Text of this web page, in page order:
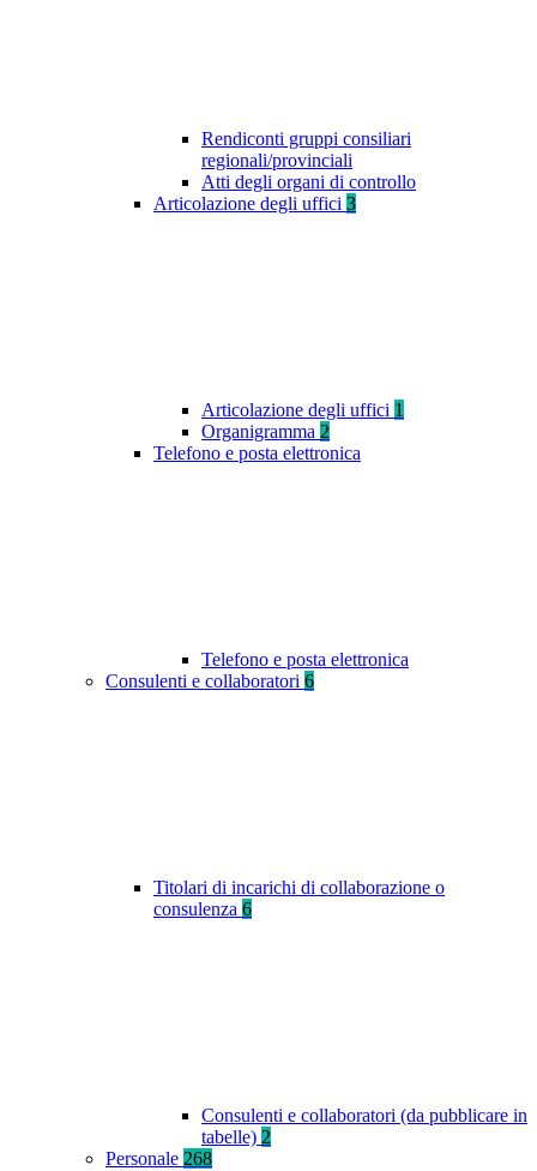
Rendiconti gruppi consiliari
regionali/provinciali
Atti degli organi di controllo
Articolazione degli uffici 3
Articolazione degli uffici 1
Organigramma 2
Telefono e posta elettronica
Telefono e posta elettronica
Consulenti e collaboratori 6
Titolari di incarichi di collaborazione o
consulenza 6
Consulenti e collaboratori (da pubblicare in
tabelle) 2
Personale 268